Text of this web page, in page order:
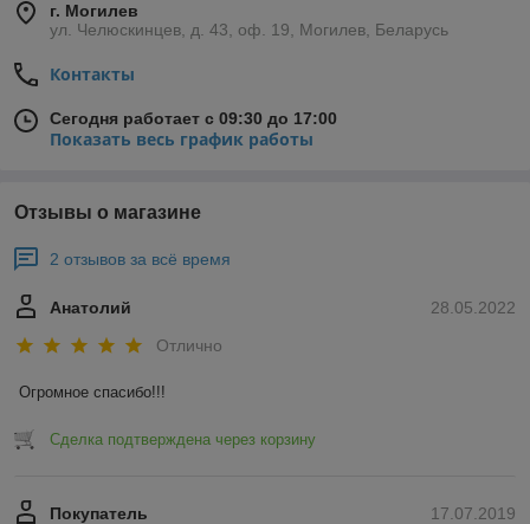
г. Могилев
ул. Челюскинцев, д. 43, оф. 19, Могилев, Беларусь
Контакты
Сегодня работает с 09:30 до 17:00
Показать весь график работы
Отзывы о магазине
2 отзывов за всё время
28.05.2022
Анатолий
Отлично
Огромное спасибо!!!
Сделка подтверждена через корзину
17.07.2019
Покупатель